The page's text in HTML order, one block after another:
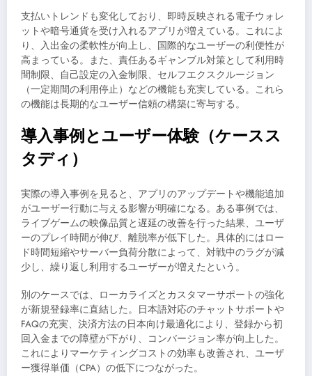
支払いトレンドも変化しており、即時反映される電子ウォレ
ットや暗号通貨を受け入れるアプリが増えている。これによ
り、入出金の柔軟性が向上し、国際的なユーザーの利便性が
高まっている。また、責任あるギャンブル対策として利用時
間制限、自己設定の入金制限、セルフエクスクルージョン
（一定期間の利用停止）などの機能も充実している。これら
の機能は長期的なユーザー信頼の構築に寄与する。
導入事例とユーザー体験（ケースス
タディ）
実際の導入事例を見ると、アプリのアップデートや機能追加
がユーザー行動に与える影響が明確になる。ある事例では、
ライブゲームの映像品質と遅延の改善を行った結果、ユーザ
ーのプレイ時間が伸び、離脱率が低下した。具体的にはロー
ド時間短縮やサーバー負荷分散によって、対戦中のラグが減
少し、繰り返し利用するユーザーが増えたという。
別のケースでは、ローカライズとカスタマーサポートの強化
が新規登録率に直結した。日本語対応のチャットサポートや
FAQの充実、決済方法の日本向け最適化により、登録から初
回入金までの障壁が下がり、コンバージョン率が向上した。
これによりマーケティングコストの効率も改善され、ユーザ
ー獲得単価（CPA）の低下につながった。